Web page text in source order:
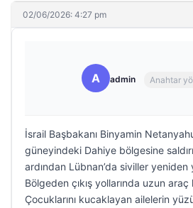
02/06/2026: 4:27 pm
A admin Anahtar
İsrail Başbakanı Binyamin
güneyindeki Dahiye bölgesine
ardından Lübnan’da siviller
Bölgeden çıkış yollarında uzun
Çocuklarını kucaklayan ailelerin